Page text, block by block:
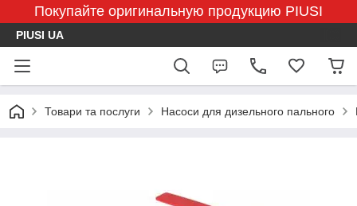
Покупайте оригинальную продукцию PIUSI
PIUSI UA
Товари та послуги Насоси для дизельного пального